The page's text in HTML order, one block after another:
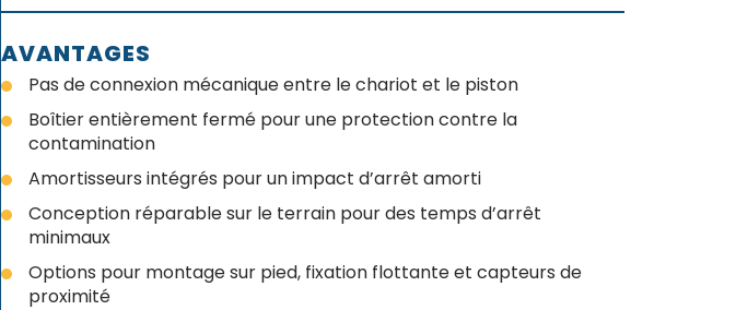
AVANTAGES
Pas de connexion mécanique entre le chariot et le piston
Boîtier entièrement fermé pour une protection contre la
contamination
Amortisseurs intégrés pour un impact d’arrêt amorti
Conception réparable sur le terrain pour des temps d’arrêt
minimaux
Options pour montage sur pied, fixation flottante et capteurs de
proximité